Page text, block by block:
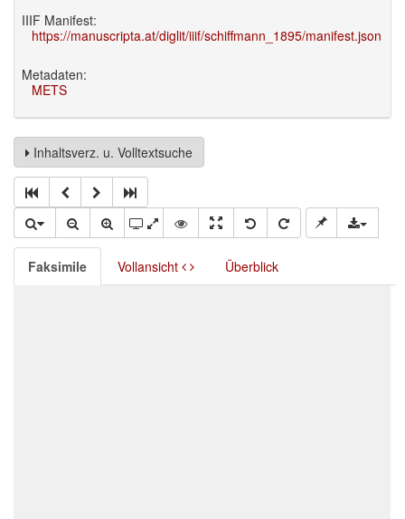
IIIF Manifest:
https://manuscripta.at/diglit/iiif/schiffmann_1895/manifest.json
Metadaten:
METS
Inhaltsverz. u. Volltextsuche
Faksimile Vollansicht Überblick